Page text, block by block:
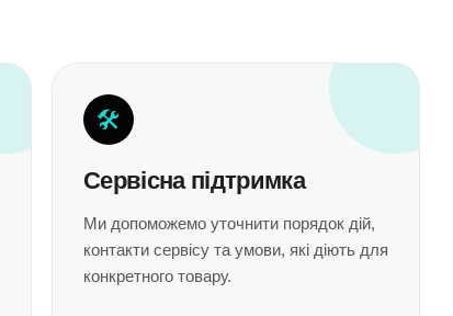
🛠
Сервісна підтримка
Ми допоможемо уточнити порядок дій,
контакти сервісу та умови, які діють для
конкретного товару.